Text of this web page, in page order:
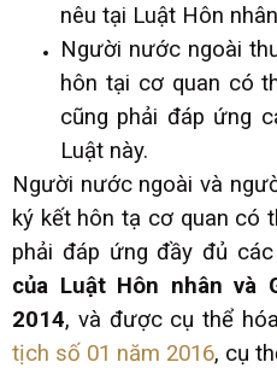
nêu tại Luật Hôn
Người nước ngoài
hôn tại cơ quan có
cũng phải đáp ứng
Luật này.
Người nước ngoài và
ký kết hôn tạ cơ quan có
phải đáp ứng đầy đủ
của Luật Hôn nhân và
2014, và được cụ thể
tịch số 01 năm 2016, cụ